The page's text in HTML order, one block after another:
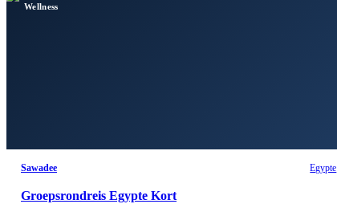
Wellness
Sawadee Egypte
Groepsrondreis Egypte Kort